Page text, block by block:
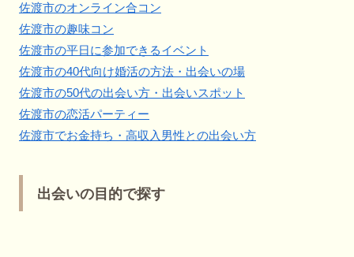
佐渡市のオンライン合コン
佐渡市の趣味コン
佐渡市の平日に参加できるイベント
佐渡市の40代向け婚活の方法・出会いの場
佐渡市の50代の出会い方・出会いスポット
佐渡市の恋活パーティー
佐渡市でお金持ち・高収入男性との出会い方
出会いの目的で探す